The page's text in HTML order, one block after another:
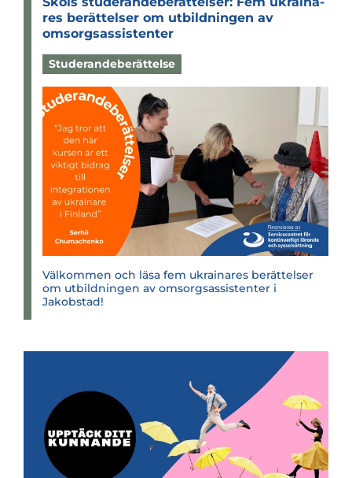
res berät­tel­ser om utbild­ningen av
omsorgsas­si­sten­ter
Studerandeberättelse
Välkommen och läsa fem ukrainares berättelser
om utbildningen av omsorgsassistenter i
Jakobstad!